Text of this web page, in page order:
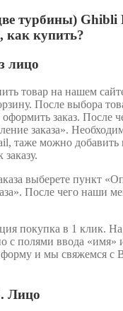
турбины) Ghibli
как купить?
лицо
товар на нашем
После выбора
заказ. После
заказа».
таже можно добавить
выберете пункт
После чего наши
покупка в 1 клик.
с полями ввода «имя»
и мы свяжемся с
Лицо